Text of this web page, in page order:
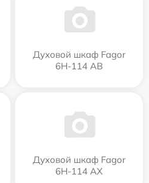
Духовой шкаф Fagor
6H-114 AB
Духовой шкаф Fagor
6H-114 AX